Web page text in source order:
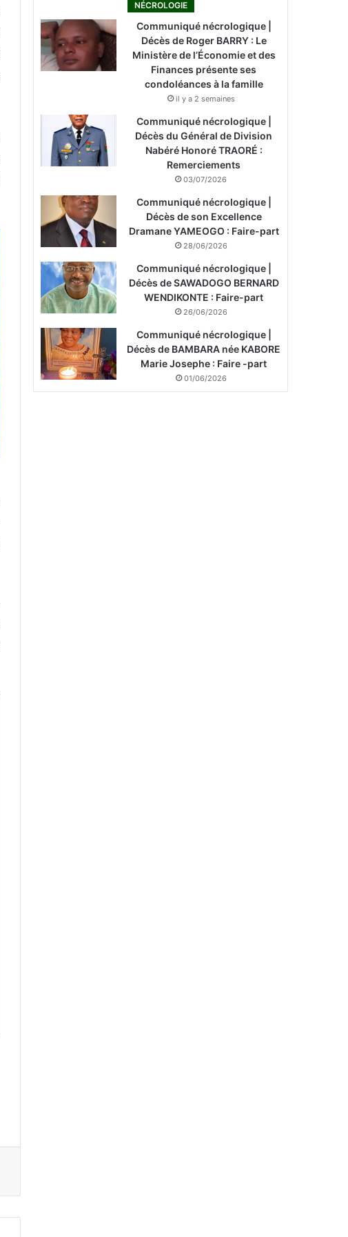
NÉCROLOGIE
Communiqué nécrologique |
Décès de Roger BARRY : Le
Ministère de l’Économie et des
Finances présente ses
condoléances à la famille
il y a 2 semaines
Communiqué nécrologique |
Décès du Général de Division
Nabéré Honoré TRAORÉ :
Remerciements
03/07/2026
Communiqué nécrologique |
Décès de son Excellence
Dramane YAMEOGO : Faire-part
28/06/2026
Communiqué nécrologique |
Décès de SAWADOGO BERNARD
WENDIKONTE : Faire-part
26/06/2026
Communiqué nécrologique |
Décès de BAMBARA née KABORE
Marie Josephe : Faire -part
01/06/2026